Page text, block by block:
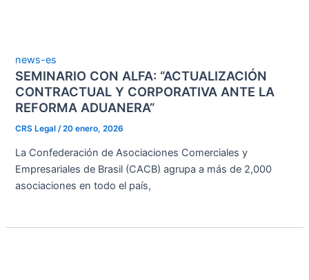
news-es
SEMINARIO CON ALFA: “ACTUALIZACIÓN
CONTRACTUAL Y CORPORATIVA ANTE LA
REFORMA ADUANERA”
CRS Legal/20 enero, 2026
La Confederación de Asociaciones Comerciales y
Empresariales de Brasil (CACB) agrupa a más de 2,000
asociaciones en todo el país,